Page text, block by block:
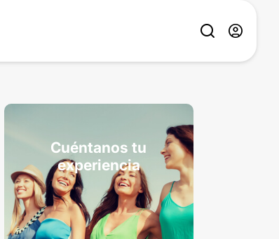
Cuéntanos tu
experiencia